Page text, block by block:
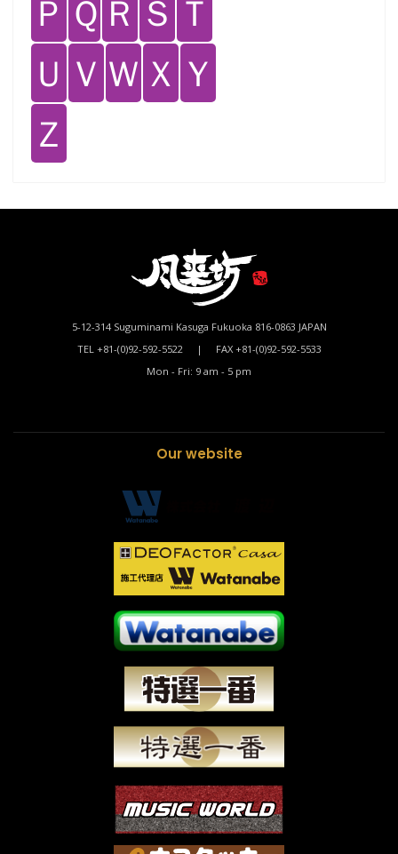
Ｐ Ｑ Ｒ Ｓ Ｔ
Ｕ Ｖ Ｗ Ｘ Ｙ
Ｚ
5-12-314 Suguminami Kasuga Fukuoka 816-0863 JAPAN
TEL +81-(0)92-592-5522 | FAX +81-(0)92-592-5533
Mon - Fri: 9 am - 5 pm
Our website